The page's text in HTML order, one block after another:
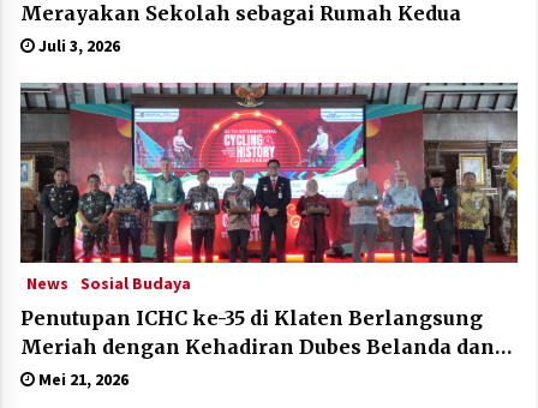
Merayakan Sekolah sebagai Rumah Kedua
Juli 3, 2026
News Sosial Budaya
Penutupan ICHC ke-35 di Klaten Berlangsung
Meriah dengan Kehadiran Dubes Belanda dan
Jerman
Mei 21, 2026